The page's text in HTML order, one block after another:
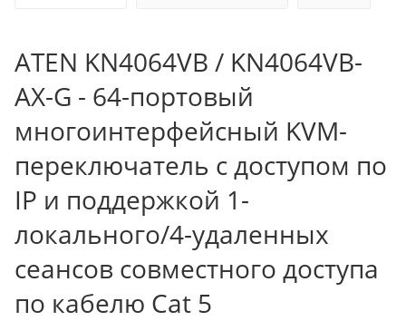
ATEN KN4064VB / KN4064VB-
AX-G - 64-портовый
многоинтерфейсный KVM-
переключатель с доступом по
IP и поддержкой 1-
локального/4-удаленных
сеансов совместного доступа
по кабелю Cat 5